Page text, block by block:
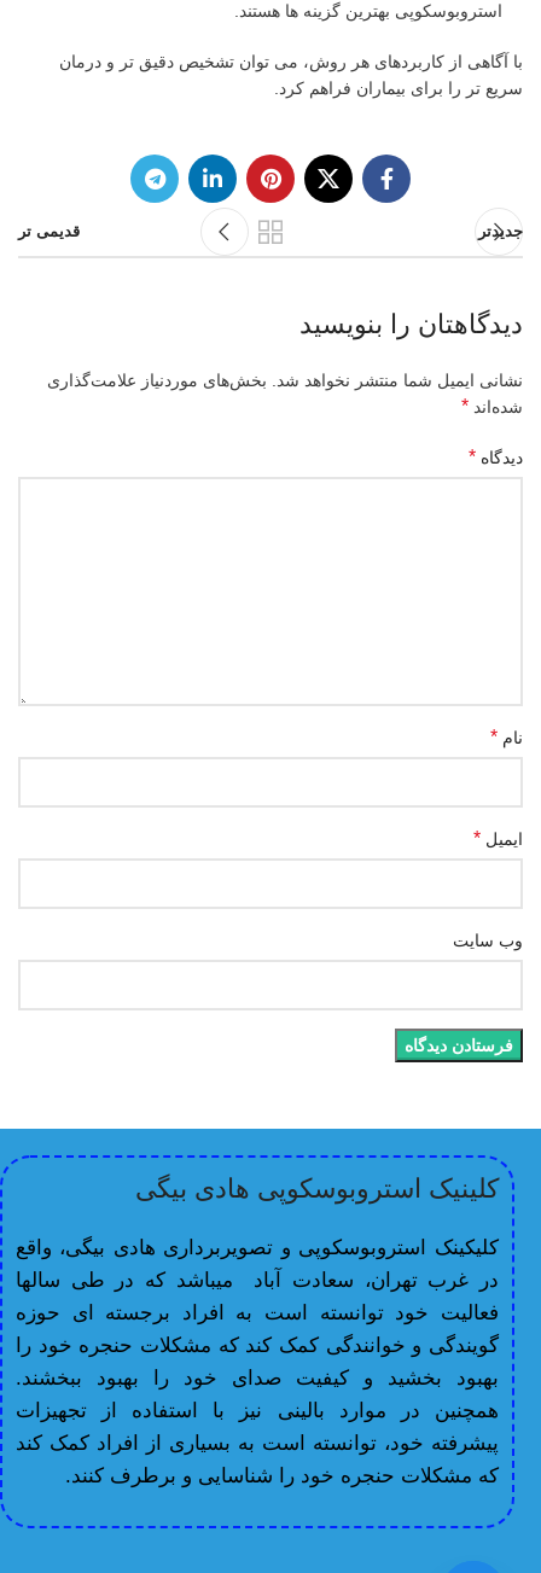
استروبوسکوپی بهترین گزینه ها هستند.
با آگاهی از کاربردهای هر روش، می توان تشخیص دقیق تر و درمان
سریع تر را برای بیماران فراهم کرد.
جدیدتر قدیمی تر
دیدگاهتان را بنویسید
نشانی ایمیل شما منتشر نخواهد شد.
بخش‌های موردنیاز علامت‌گذاری
شده‌اند *
دیدگاه *
نام *
ایمیل *
وب‌ سایت
کلینیک استروبوسکوپی هادی بیگی
کلیکینک استروبوسکوپی و تصویربرداری هادی بیگی، واقع
در غرب تهران، سعادت آباد میباشد که در طی سالها
فعالیت خود توانسته است به افراد برجسته ای حوزه
گویندگی و خوانندگی کمک کند که مشکلات حنجره خود را
بهبود بخشید و کیفیت صدای خود را بهبود ببخشند.
همچنین در موارد بالینی نیز با استفاده از تجهیزات
پیشرفته خود، توانسته است به بسیاری از افراد کمک کند
که مشکلات حنجره خود را شناسایی و برطرف کنند.